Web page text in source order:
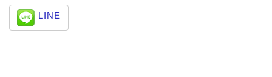
LINE